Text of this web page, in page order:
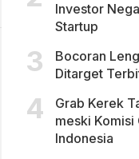
Investor
Startup
Bocoran
Ditarget
Grab Kerek
meski Komisi
Indonesia